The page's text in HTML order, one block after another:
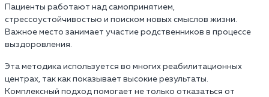
Пациенты работают над самопринятием,
стрессоустойчивостью и поиском новых смыслов жизни.
Важное место занимает участие родственников в процессе
выздоровления.
Эта методика используется во многих реабилитационных
центрах, так как показывает высокие результаты.
Комплексный подход помогает не только отказаться от